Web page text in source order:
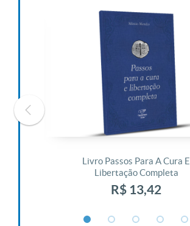
Livro Passos Para A Cura E
Libertação Completa
R$ 13,42